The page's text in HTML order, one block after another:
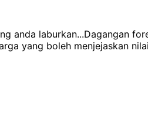
anda laburkan...Dagangan
yang boleh menjejaskan